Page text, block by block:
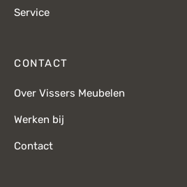
Service
CONTACT
Over Vissers Meubelen
Werken bij
Contact